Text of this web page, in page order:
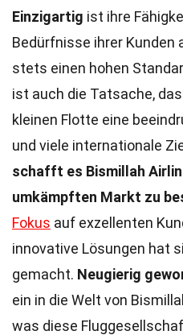
Einzigartig ist ihre
Bedürfnisse ihrer Kunden
stets einen hohen
ist auch die Tatsache,
kleinen Flotte eine
und viele internationale
schafft es Bismillah
umkämpften Markt zu
Fokus auf exzellenten
innovative Lösungen hat
gemacht. Neugierig
ein in die Welt von
was diese